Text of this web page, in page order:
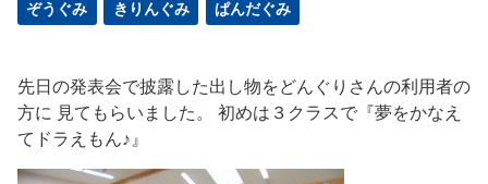
ぞうぐみ きりんぐみ ぱんだぐみ
先日の発表会で披露した出し物をどんぐりさんの利用者の
方に 見てもらいました。 初めは３クラスで『夢をかなえ
てドラえもん♪』